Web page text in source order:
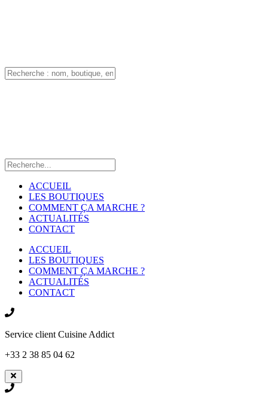
ACCUEIL
LES BOUTIQUES
COMMENT ÇA MARCHE ?
ACTUALITÉS
CONTACT
ACCUEIL
LES BOUTIQUES
COMMENT ÇA MARCHE ?
ACTUALITÉS
CONTACT
Service client Cuisine Addict
+33 2 38 85 04 62